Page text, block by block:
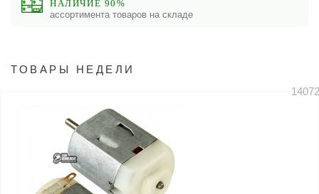
НАЛИЧИЕ 90%
ассортимента товаров на складе
ТОВАРЫ НЕДЕЛИ